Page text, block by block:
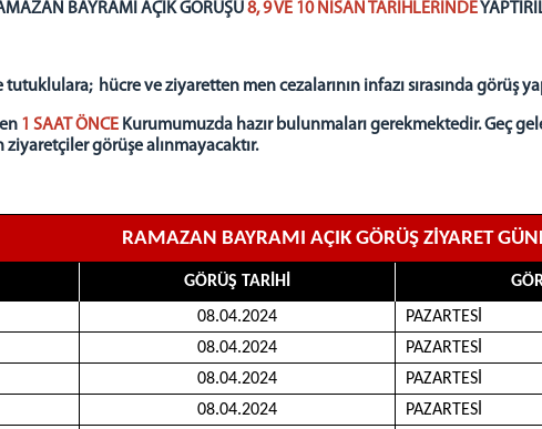
BAYRAMI AÇIK GÖRÜŞÜ8, 9 VE 10 NİSAN TARİHLERİNDE
hücre ve ziyaretten men cezalarının infazı sırasında görüş
1 SAAT ÖNCE Kurumumuzda hazır bulunmaları gerekmektedir. Geç
görüşe alınmayacaktır.
RAMAZAN BAYRAMI AÇIK GÖRÜŞ ZİYARET
GÖRÜŞ TARİHİ
08.04.2024 PAZARTESİ
08.04.2024 PAZARTESİ
08.04.2024 PAZARTESİ
08.04.2024 PAZARTESİ